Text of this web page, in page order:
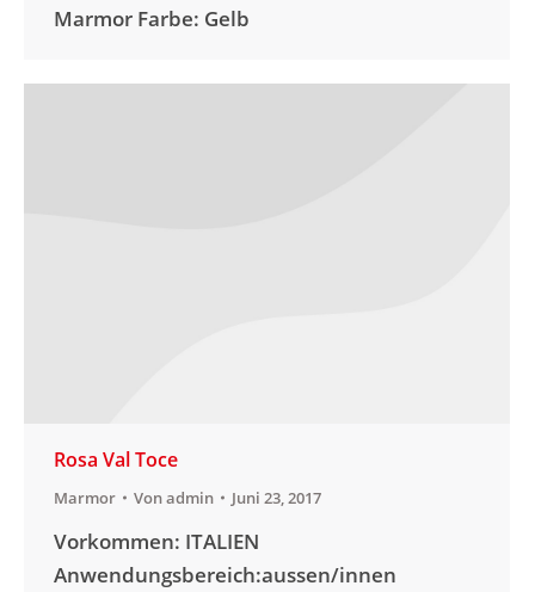
Marmor Farbe: Gelb
Rosa Val Toce
Marmor Vonadmin Juni 23, 2017
Vorkommen: ITALIEN
Anwendungsbereich:aussen/innen